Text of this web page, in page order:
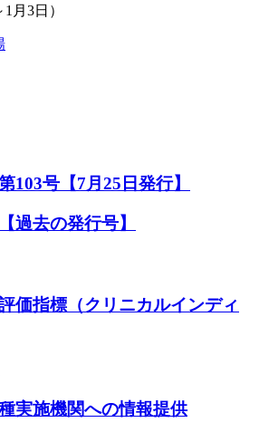
月3日）
103号【7月25日発行】
過去の発行号】
価指標（クリニカルインディ
実施機関への情報提供